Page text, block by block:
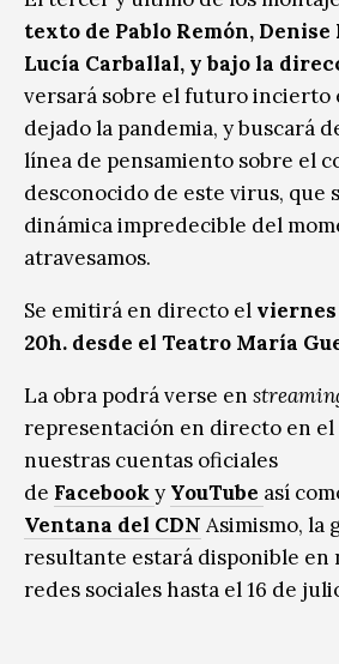
texto de Pablo Remón,
Lucía Carballal, y bajo la
versará sobre el futuro incierto
dejado la pandemia, y buscará
línea de pensamiento sobre el
desconocido de este virus, que
dinámica impredecible del
atravesamos.
Se emitirá en directo el viernes
20h. desde el Teatro María
La obra podrá verse en
representación en directo en el
nuestras cuentas oficiales
de Facebooky YouTube así
Ventana del CDN Asimismo, la
resultante estará disponible en
redes sociales hasta el 16 de